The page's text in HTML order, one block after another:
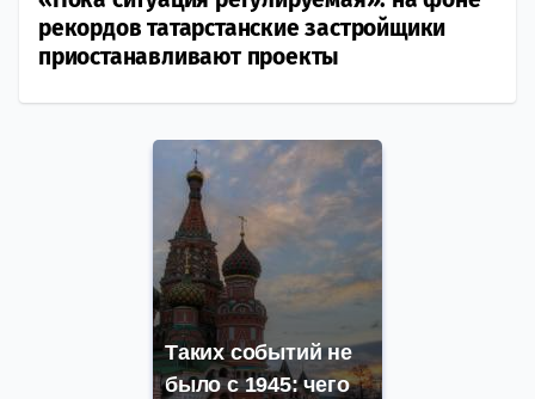
рекордов татарстанские застройщики
приостанавливают проекты
Таких событий не
было с 1945: чего